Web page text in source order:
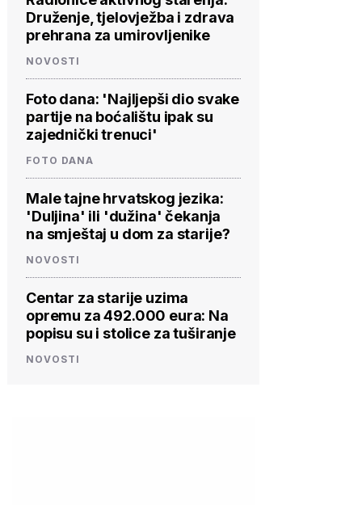
Druženje, tjelovježba i zdrava
prehrana za umirovljenike
NOVOSTI
Foto dana: 'Najljepši dio svake
partije na boćalištu ipak su
zajednički trenuci'
FOTO DANA
Male tajne hrvatskog jezika:
'Duljina' ili 'dužina' čekanja
na smještaj u dom za starije?
NOVOSTI
Centar za starije uzima
opremu za 492.000 eura: Na
popisu su i stolice za tuširanje
NOVOSTI